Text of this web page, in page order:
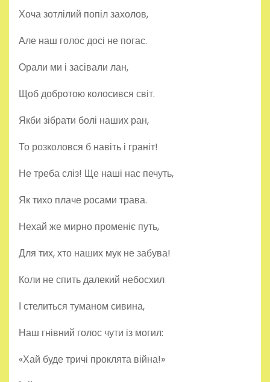
Хоча зотлілий попіл захолов,
Але наш голос досі не погас.
Орали ми і засівали лан,
Щоб добротою колосився світ.
Якби зібрати болі наших ран,
То розколовся б навіть і граніт!
Не треба сліз! Ще наші нас печуть,
Як тихо плаче росами трава.
Нехай же мирно променіє путь,
Для тих, хто наших мук не забува!
Коли не спить далекий небосхил
І стелиться туманом сивина,
Наш гнівний голос чути із могил:
«Хай буде тричі проклята війна!»